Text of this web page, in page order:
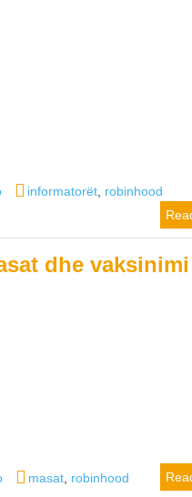
Tags
informatorët robinhood
dhe vaksinimi
Tags
masat robinhood